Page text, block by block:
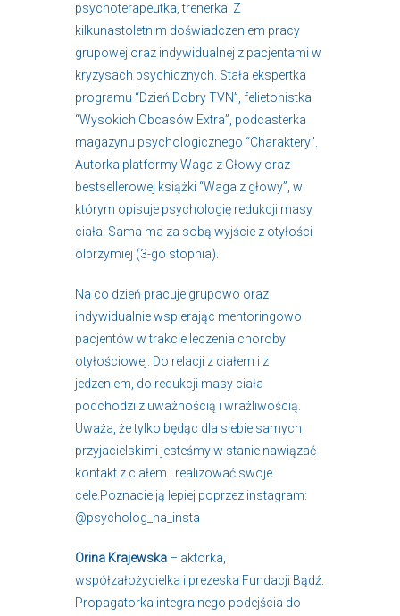
psychoterapeutka, trenerka. Z
kilkunastoletnim doświadczeniem pracy
grupowej oraz indywidualnej z pacjentami w
kryzysach psychicznych. Stała ekspertka
programu “Dzień Dobry TVN”, felietonistka
“Wysokich Obcasów Extra”, podcasterka
magazynu psychologicznego “Charaktery”.
Autorka platformy Waga z Głowy oraz
bestsellerowej książki “Waga z głowy”, w
którym opisuje psychologię redukcji masy
ciała. Sama ma za sobą wyjście z otyłości
olbrzymiej (3-go stopnia).
Na co dzień pracuje grupowo oraz
indywidualnie wspierając mentoringowo
pacjentów w trakcie leczenia choroby
otyłościowej. Do relacji z ciałem i z
jedzeniem, do redukcji masy ciała
podchodzi z uważnością i wrażliwością.
Uważa, że tylko będąc dla siebie samych
przyjacielskimi jesteśmy w stanie nawiązać
kontakt z ciałem i realizować swoje
cele.Poznacie ją lepiej poprzez instagram:
@psycholog_na_insta
Orina Krajewska – aktorka,
współzałożycielka i prezeska Fundacji Bądź.
Propagatorka integralnego podejścia do